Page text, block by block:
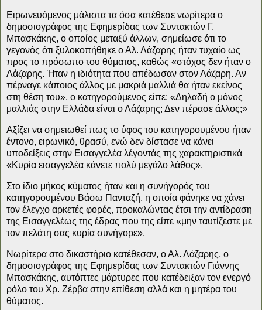
Ειρωνευόμενος μάλιστα τα όσα κατέθεσε νωρίτερα ο
δημοσιογράφος της Εφημερίδας των Συντακτών Γ.
Μπασκάκης, ο οποίος μεταξύ άλλων, σημείωσε ότι το
γεγονός ότι ξυλοκοπήθηκε ο Αλ. Λάζαρης ήταν τυχαίο ως
προς το πρόσωπο του θύματος, καθώς «στόχος δεν ήταν ο
Λάζαρης. Ήταν η ιδιότητα που απέδωσαν στον Λάζαρη. Αν
πέρναγε κάποιος άλλος με μακριά μαλλιά θα ήταν εκείνος
στη θέση του», ο κατηγορούμενος είπε: «Δηλαδή ο μόνος
μαλλιάς στην Ελλάδα είναι ο Λάζαρης; Δεν πέρασε άλλος;»
Αξίζει να σημειωθεί πως το ύφος του κατηγορουμένου ήταν
έντονο, ειρωνικό, θρασύ, ενώ δεν δίστασε να κάνει
υποδείξεις στην Εισαγγελέα λέγοντάς της χαρακτηριστικά
«Κυρία εισαγγελέα κάνετε πολύ μεγάλο λάθος».
Στο ίδιο μήκος κύματος ήταν και η συνήγορός του
κατηγορουμένου Βάσω Πανταζή, η οποία φάνηκε να χάνει
τον έλεγχο αρκετές φορές, προκαλώντας έτσι την αντίδραση
της Εισαγγελέως της έδρας που της είπε «μην ταυτίζεστε με
τον πελάτη σας κυρία συνήγορε».
Νωρίτερα στο δικαστήριο κατέθεσαν, ο Αλ. Λάζαρης, ο
δημοσιογράφος της Εφημερίδας των Συντακτών Γιάννης
Μπασκάκης, αυτόπτες μάρτυρες που κατέδειξαν τον ενεργό
ρόλο του Χρ. Ζέρβα στην επίθεση αλλά και η μητέρα του
θύματος.